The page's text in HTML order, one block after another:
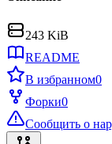
243 KiB
README
В избранном0
Форки0
Сообщить о